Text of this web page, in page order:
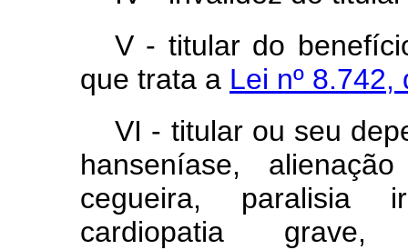
V - titular do
que trata a Lei nº
VI - titular ou seu
hanseníase,
cegueira, paralisia
cardiopatia